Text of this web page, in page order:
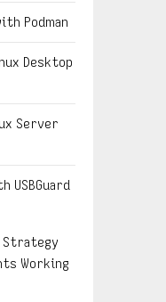
Podman
Desktop
Server
USBGuard
Strategy
Working